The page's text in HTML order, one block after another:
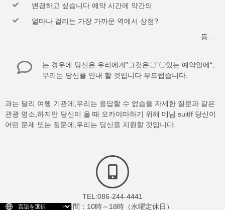
변경하고 싶습니다 예약 시간에 약간의
얼마나 걸리는 가장 가까운 역에서 상점?
등…
는 경우에 당신은 우리에게”그것은〇`〇있는 예약일에“,
우리는 당신을 안내 할 것입니다 부드럽습니다.
과는 달리 여행 기관에,우리는 응답할 수 없습을 자세한 질문과 같은
관광 명소,하지만 당신이 올 때 오카야마하기 위해 데님 suitIf 당신이
어떤 문제 또는 질문에,우리는 당신을 지원할 것입니다.
TEL:086-244-4441
受付時間：10時～18時（水曜定休日）